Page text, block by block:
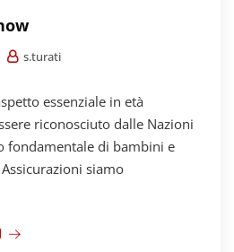
s.turati
essenziale in età
riconosciuto dalle Nazioni
fondamentale di bambini e
siamo